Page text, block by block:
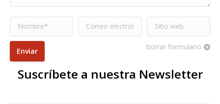
Nombre *
Correo electrónico
*
Sitio web
borrar formulario
Enviar
Suscríbete a nuestra Newsletter